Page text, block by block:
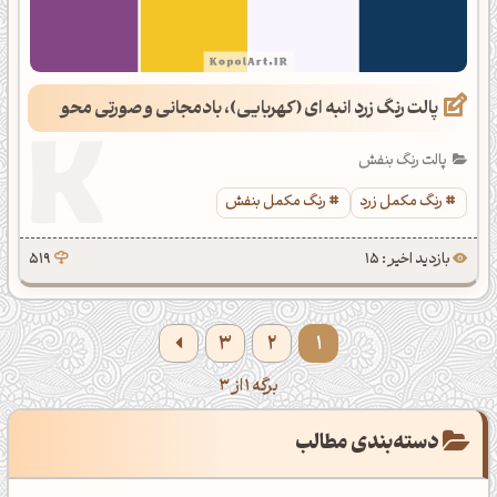
پالت رنگ زرد انبه ای (کهربایی)، بادمجانی و صورتی محو
پالت رنگ بنفش
رنگ مکمل زرد
رنگ مکمل بنفش
بازدید اخیر : 15 519
1
2
3
برگه 1 از 3
دسته‌بندی مطالب